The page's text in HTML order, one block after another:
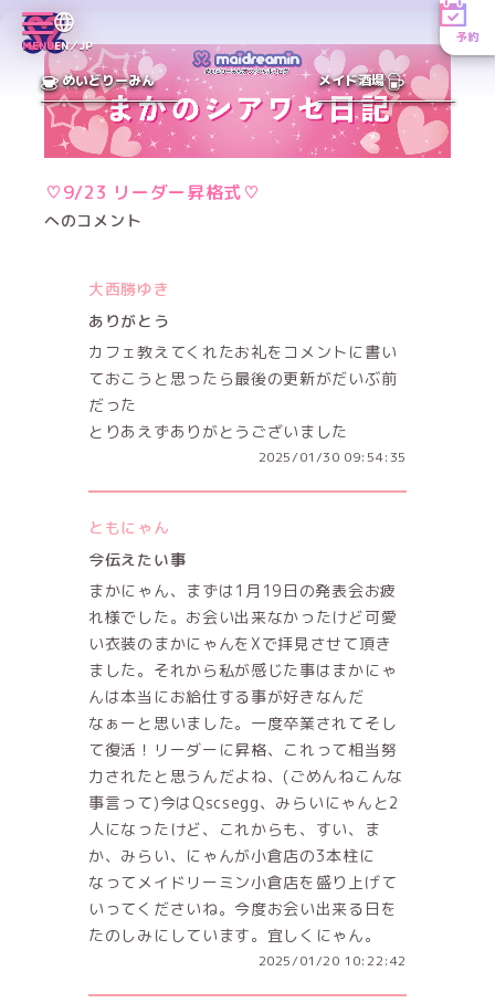
MENUEN／JP
予約
めいどりーみん メイド酒場
♡9/23 リーダー昇格式♡
へのコメント
大西勝ゆき
ありがとう
カフェ教えてくれたお礼をコメントに書い
ておこうと思ったら最後の更新がだいぶ前
だった
とりあえずありがとうございました
2025/01/30 09:54:35
ともにゃん
今伝えたい事
まかにゃん、まずは1月19日の発表会お疲
れ様でした。お会い出来なかったけど可愛
い衣装のまかにゃんをXで拝見させて頂き
ました。それから私が感じた事はまかにゃ
んは本当にお給仕する事が好きなんだ
なぁーと思いました。一度卒業されてそし
て復活！リーダーに昇格、これって相当努
力されたと思うんだよね、(ごめんねこんな
事言って)今はQscsegg、みらいにゃんと2
人になったけど、これからも、すい、ま
か、みらい、にゃんが小倉店の3本柱に
なってメイドリーミン小倉店を盛り上げて
いってくださいね。今度お会い出来る日を
たのしみにしています。宜しくにゃん。
2025/01/20 10:22:42